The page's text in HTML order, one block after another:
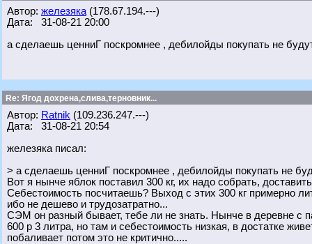
Автор: железяка (178.67.194.---)
Дата: 31-08-21 20:00
а сделаешь ценниГ поскромнее , дебилойды покупать не
Re: Ягод дохрена,слива,терновник...
Автор: Ratnik (109.236.247.---)
Дата: 31-08-21 20:54
железяка писал:
> а сделаешь ценниГ поскромнее , дебилойды покупать не
Вот я нынче яблок поставил 300 кг, их надо собрать,
Себестоимость посчитаешь? Выход с этих 300 кг примерно
ибо не дешево и трудозатратно...
СЭМ он разный бывает, тебе ли не знать. Нынче в деревне с
600 р 3 литра, но там и себестоимость низкая, в достатке
побаливает потом это не критично.....